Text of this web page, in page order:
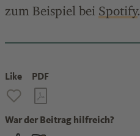
zum Beispiel bei Spotify.
Like PDF
War der Beitrag hilfreich?